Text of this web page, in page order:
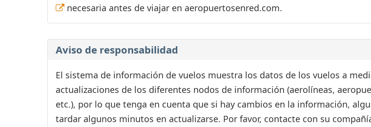
necesaria antes de viajar en aeropuertosenred.com.
Aviso de responsabilidad
El sistema de información de vuelos muestra los datos de los vuelos a
actualizaciones de los diferentes nodos de información (aerolíneas,
etc.), por lo que tenga en cuenta que si hay cambios en la información,
tardar algunos minutos en actualizarse. Por favor, contacte con su